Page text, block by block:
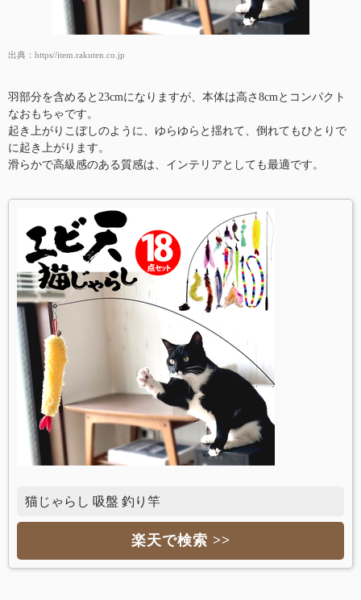
出典： https//item.rakuten.co.jp
羽部分を含めると23cmになりますが、本体は高さ8cmとコンパクト
なおもちゃです。
起き上がりこぼしのように、ゆらゆらと揺れて、倒れてもひとりで
に起き上がります。
滑らかで高級感のある質感は、インテリアとしても最適です。
猫じゃらし 吸盤 釣り竿
楽天で検索 >>